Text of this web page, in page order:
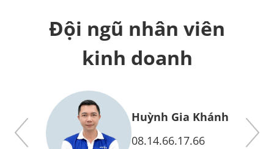
Đội ngũ nhân viên
kinh doanh
Huỳnh Gia Khánh
08.14.66.17.66